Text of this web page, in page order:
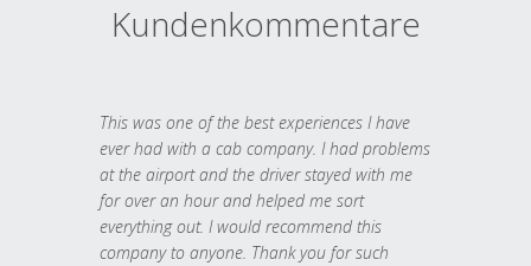
Kundenkommentare
This was one of the best experiences I have
ever had with a cab company. I had problems
at the airport and the driver stayed with me
for over an hour and helped me sort
everything out. I would recommend this
company to anyone. Thank you for such